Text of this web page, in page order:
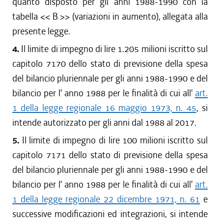
tabella << B >> (variazioni in aumento), allegata alla
presente legge.
4. Il limite di impegno di lire 1.205 milioni iscritto sul
capitolo 7170 dello stato di previsione della spesa
del bilancio pluriennale per gli anni 1988-1990 e del
bilancio per l' anno 1988 per le finalità di cui all' art.
1 della legge regionale 16 maggio 1973, n. 45, si
intende autorizzato per gli anni dal 1988 al 2017.
5. Il limite di impegno di lire 100 milioni iscritto sul
capitolo 7171 dello stato di previsione della spesa
del bilancio pluriennale per gli anni 1988-1990 e del
bilancio per l' anno 1988 per le finalità di cui all' art.
1 della legge regionale 22 dicembre 1971, n. 61 e
successive modificazioni ed integrazioni, si intende